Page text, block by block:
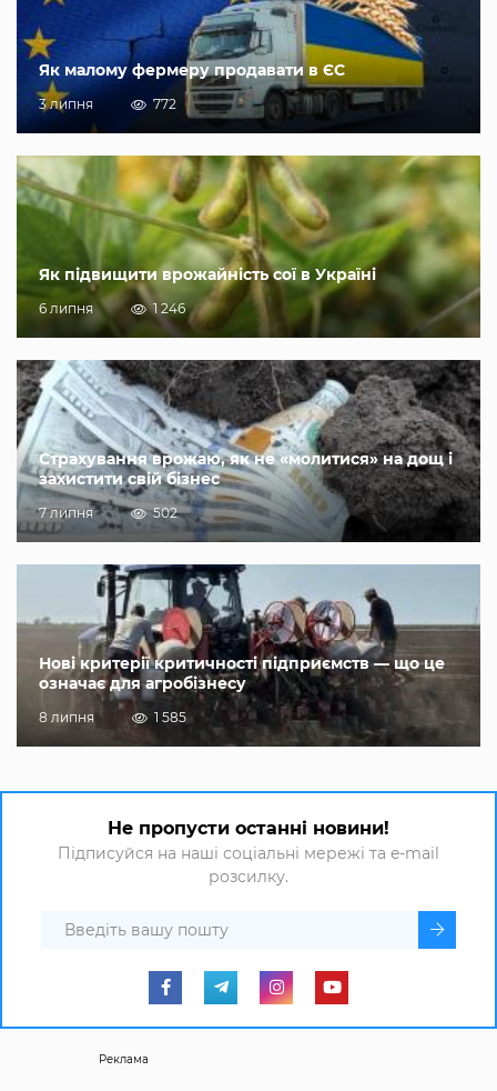
Як малому фермеру продавати в ЄС
3 липня 772
Як підвищити врожайність сої в Україні
6 липня 1 246
Страхування врожаю, як не «молитися» на дощ і
захистити свій бізнес
7 липня 502
Нові критерії критичності підприємств — що це
означає для агробізнесу
8 липня 1 585
Не пропусти останні новини!
Підписуйся на наші соціальні мережі та e-mail
розсилку.
Реклама